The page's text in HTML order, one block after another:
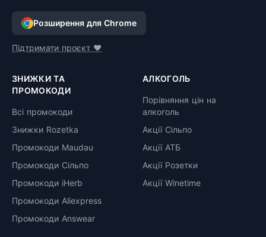
Розширення для Chrome
Підтримати проєкт ❤️
ЗНИЖКИ ТА
ПРОМОКОДИ
Всі промокоди
Знижки Rozetka
Промокоди Maudau
Промокоди Сільпо
Промокоди iHerb
Промокоди Aliexpress
Промокоди Answear
АЛКОГОЛЬ
Порівняння цін на
алкоголь
Акції Сільпо
Акції АТБ
Акції Розетки
Акції Winetime